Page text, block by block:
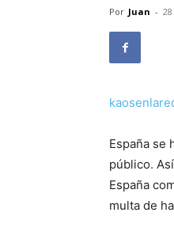
Por Juan -
España se
público.
España
multa de